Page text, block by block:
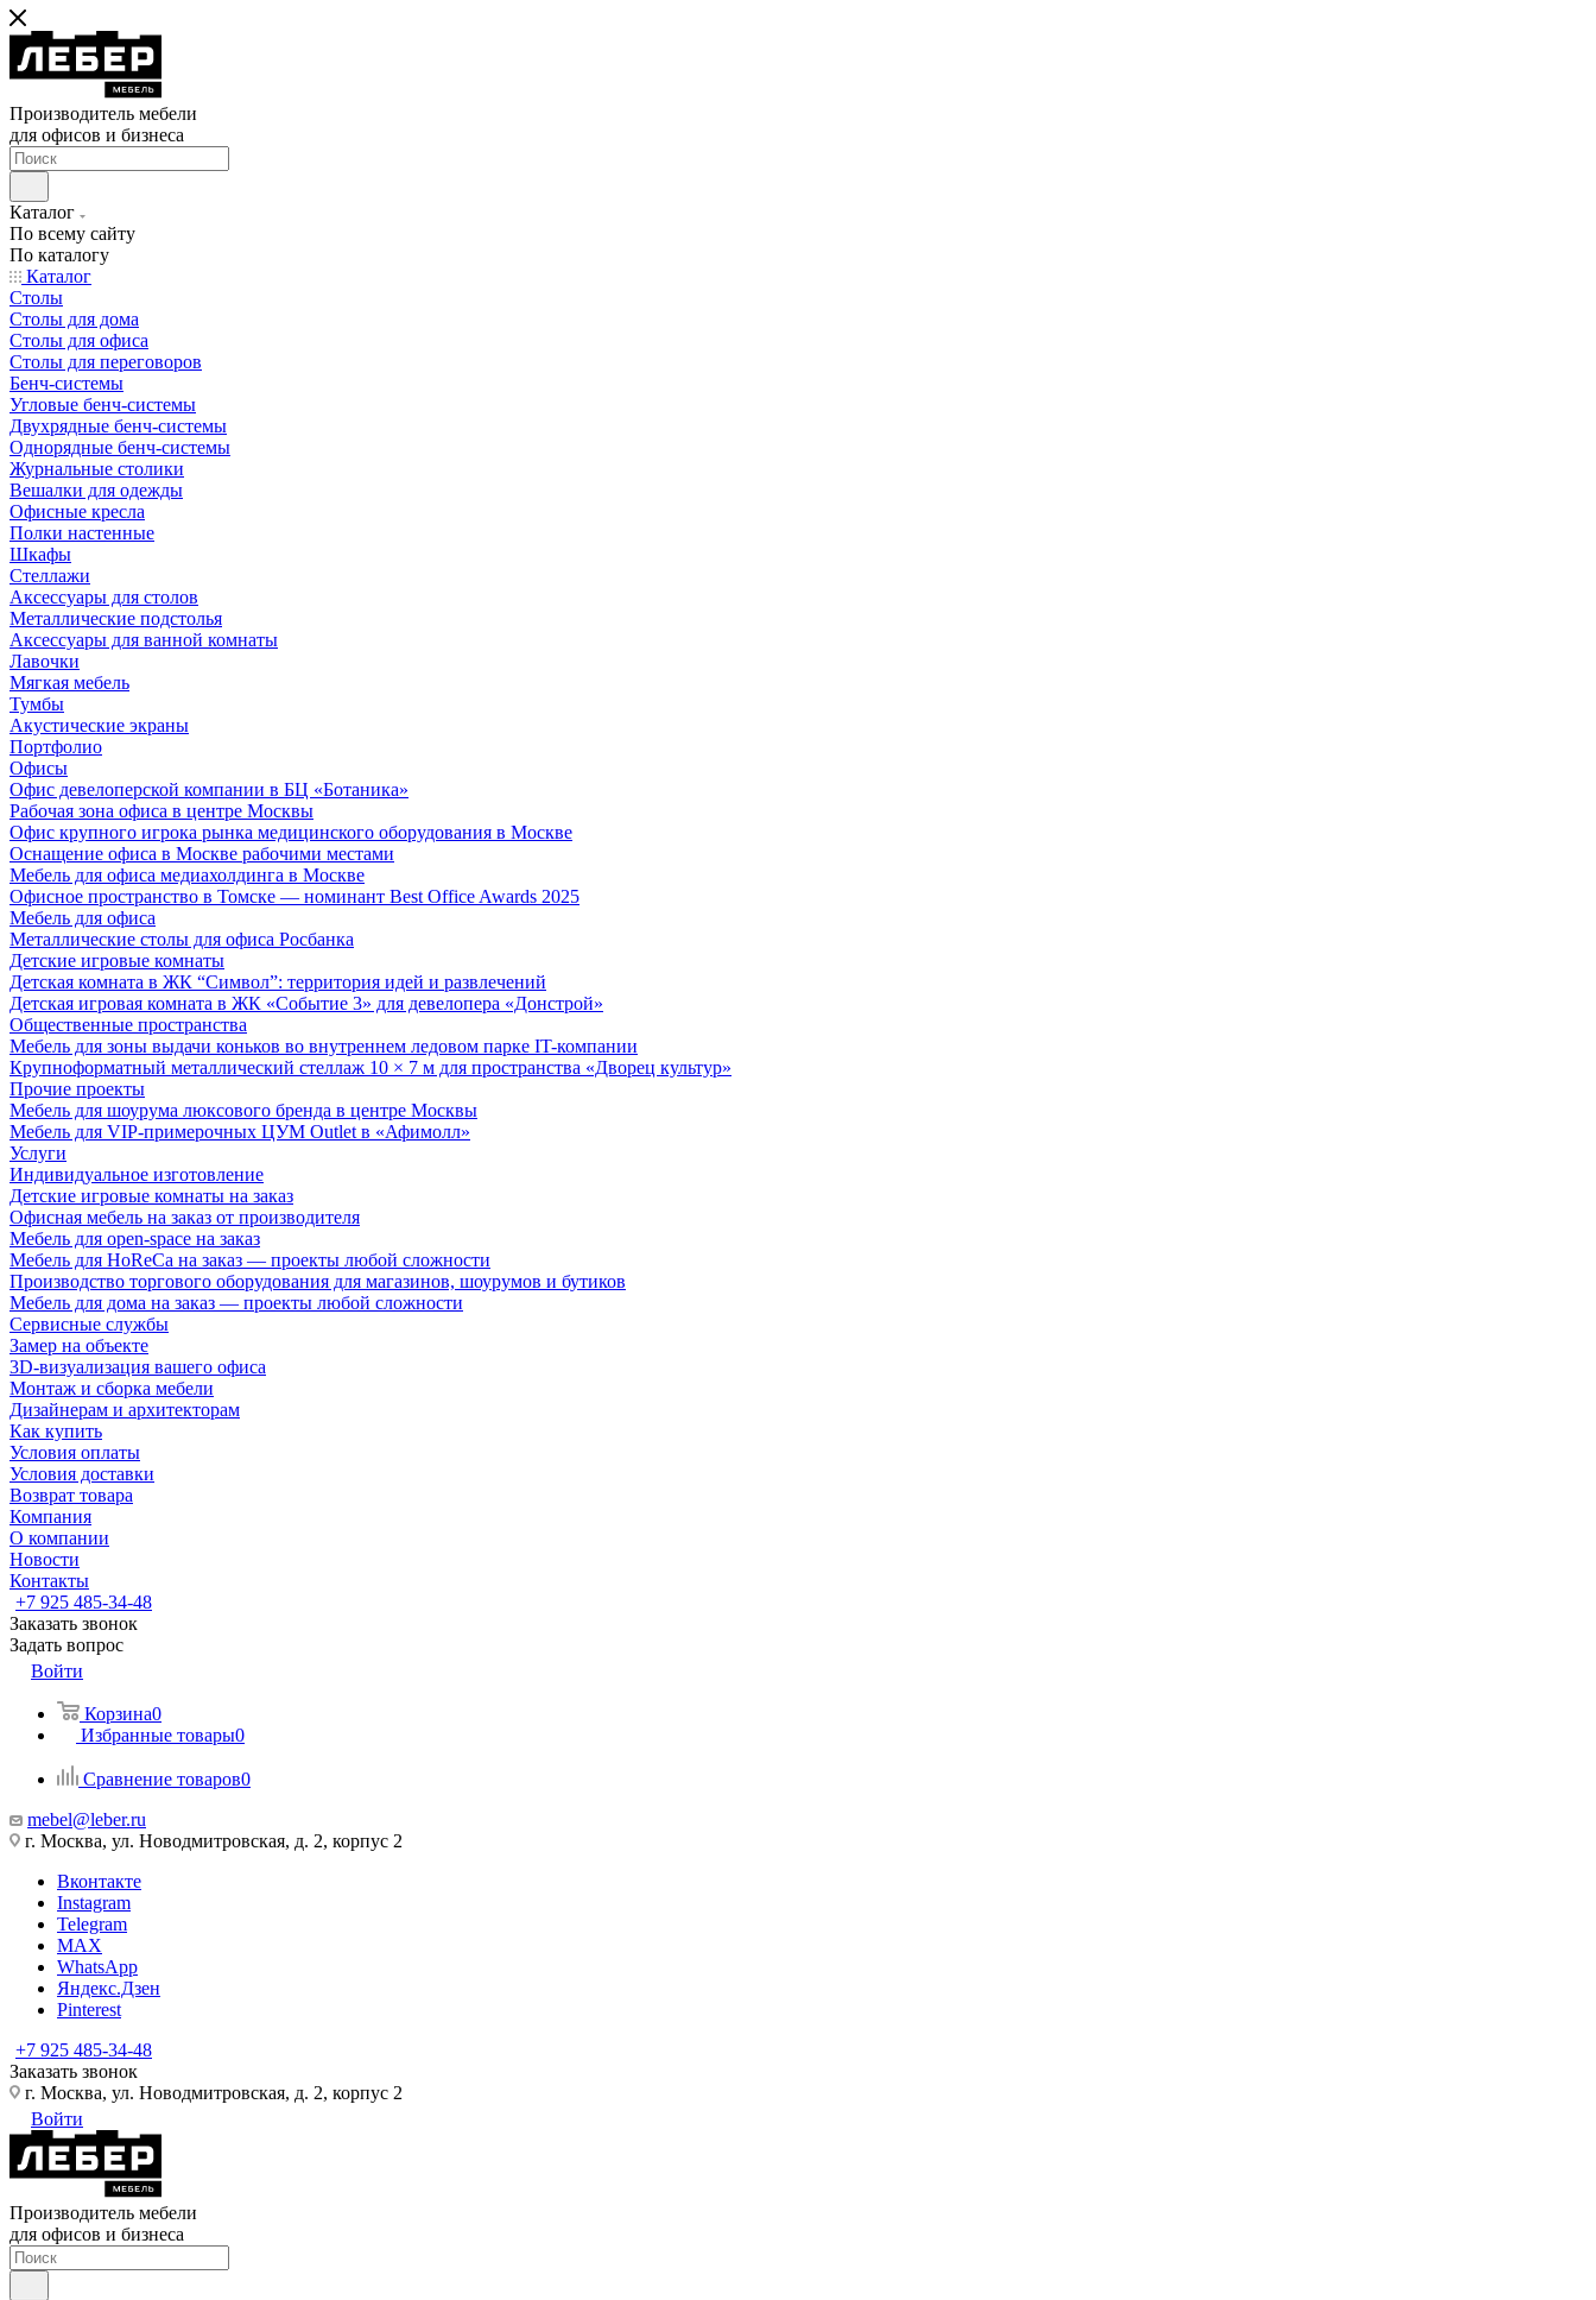
Производитель мебели
для офисов и бизнеса
Каталог
По всему сайту
По каталогу
Каталог
Столы
Столы для дома
Столы для офиса
Столы для переговоров
Бенч-системы
Угловые бенч-системы
Двухрядные бенч-системы
Однорядные бенч-системы
Журнальные столики
Вешалки для одежды
Офисные кресла
Полки настенные
Шкафы
Стеллажи
Аксессуары для столов
Металлические подстолья
Аксессуары для ванной комнаты
Лавочки
Мягкая мебель
Тумбы
Акустические экраны
Портфолио
Офисы
Офис девелоперской компании в БЦ «Ботаника»
Рабочая зона офиса в центре Москвы
Офис крупного игрока рынка медицинского оборудования в Москве
Оснащение офиса в Москве рабочими местами
Мебель для офиса медиахолдинга в Москве
Офисное пространство в Томске — номинант Best Office Awards 2025
Мебель для офиса
Металлические столы для офиса Росбанка
Детские игровые комнаты
Детская комната в ЖК “Символ”: территория идей и развлечений
Детская игровая комната в ЖК «Событие 3» для девелопера «Донстрой»
Общественные пространства
Мебель для зоны выдачи коньков во внутреннем ледовом парке IT-компании
Крупноформатный металлический стеллаж 10 × 7 м для пространства «Дворец культур»
Прочие проекты
Мебель для шоурума люксового бренда в центре Москвы
Мебель для VIP-примерочных ЦУМ Outlet в «Афимолл»
Услуги
Индивидуальное изготовление
Детские игровые комнаты на заказ
Офисная мебель на заказ от производителя
Мебель для open-space на заказ
Мебель для HoReCa на заказ — проекты любой сложности
Производство торгового оборудования для магазинов, шоурумов и бутиков
Мебель для дома на заказ — проекты любой сложности
Сервисные службы
Замер на объекте
3D-визуализация вашего офиса
Монтаж и сборка мебели
Дизайнерам и архитекторам
Как купить
Условия оплаты
Условия доставки
Возврат товара
Компания
О компании
Новости
Контакты
+7 925 485-34-48
Заказать звонок
Задать вопрос
Войти
Корзина0
Избранные товары0
Сравнение товаров0
mebel@leber.ru
г. Москва, ул. Новодмитровская, д. 2, корпус 2
Вконтакте
Instagram
Telegram
MAX
WhatsApp
Яндекс.Дзен
Pinterest
+7 925 485-34-48
Заказать звонок
г. Москва, ул. Новодмитровская, д. 2, корпус 2
Войти
Производитель мебели
для офисов и бизнеса